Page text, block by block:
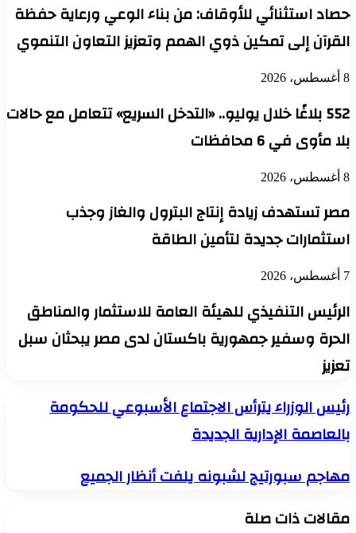
حصاد استثنائي للأوقاف: من بناء الوعي ورعاية حفظة
القرآن إلى تمكين ذوي الهمم وتعزيز التعاون التنموي
8 أغسطس، 2026
552 بلاغًا خلال يوليو.. «التدخل السريع» تتعامل مع حالات
بلا مأوى في 6 محافظات
8 أغسطس، 2026
مصر تستهدف زيادة إنتاج البترول والغاز وجذب
استثمارات جديدة لتأمين الطاقة
7 أغسطس، 2026
الرئيس التنفيذي للهيئة العامة للاستثمار والمناطق
الحرة وسفير جمهورية باكستان لدى مصر يبحثان سبل
تعزيز
رئيس
الوزراء
يترأس
الاجتماع
للحكومة
بالعاصمة
الجديدة
رئيس الوزراء يترأس الاجتماع الأسبوعي للحكومة
بالعاصمة الإدارية الجديدة
مهاجم
سبورتيج
يلفت
مهاجم سبورتيج لشبونه يلفت أنظار الجميع
مقالات ذات صلة